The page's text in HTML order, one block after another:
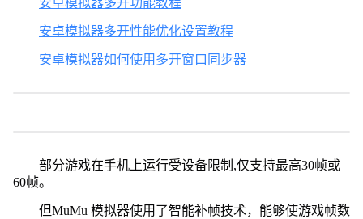
安卓模拟器多开功能教程
安卓模拟器多开性能优化设置教程
安卓模拟器如何使用多开窗口同步器
部分游戏在手机上运行受设备限制,仅支持最高30帧或
60帧。
但MuMu 模拟器使用了智能补帧技术，能够使游戏帧数